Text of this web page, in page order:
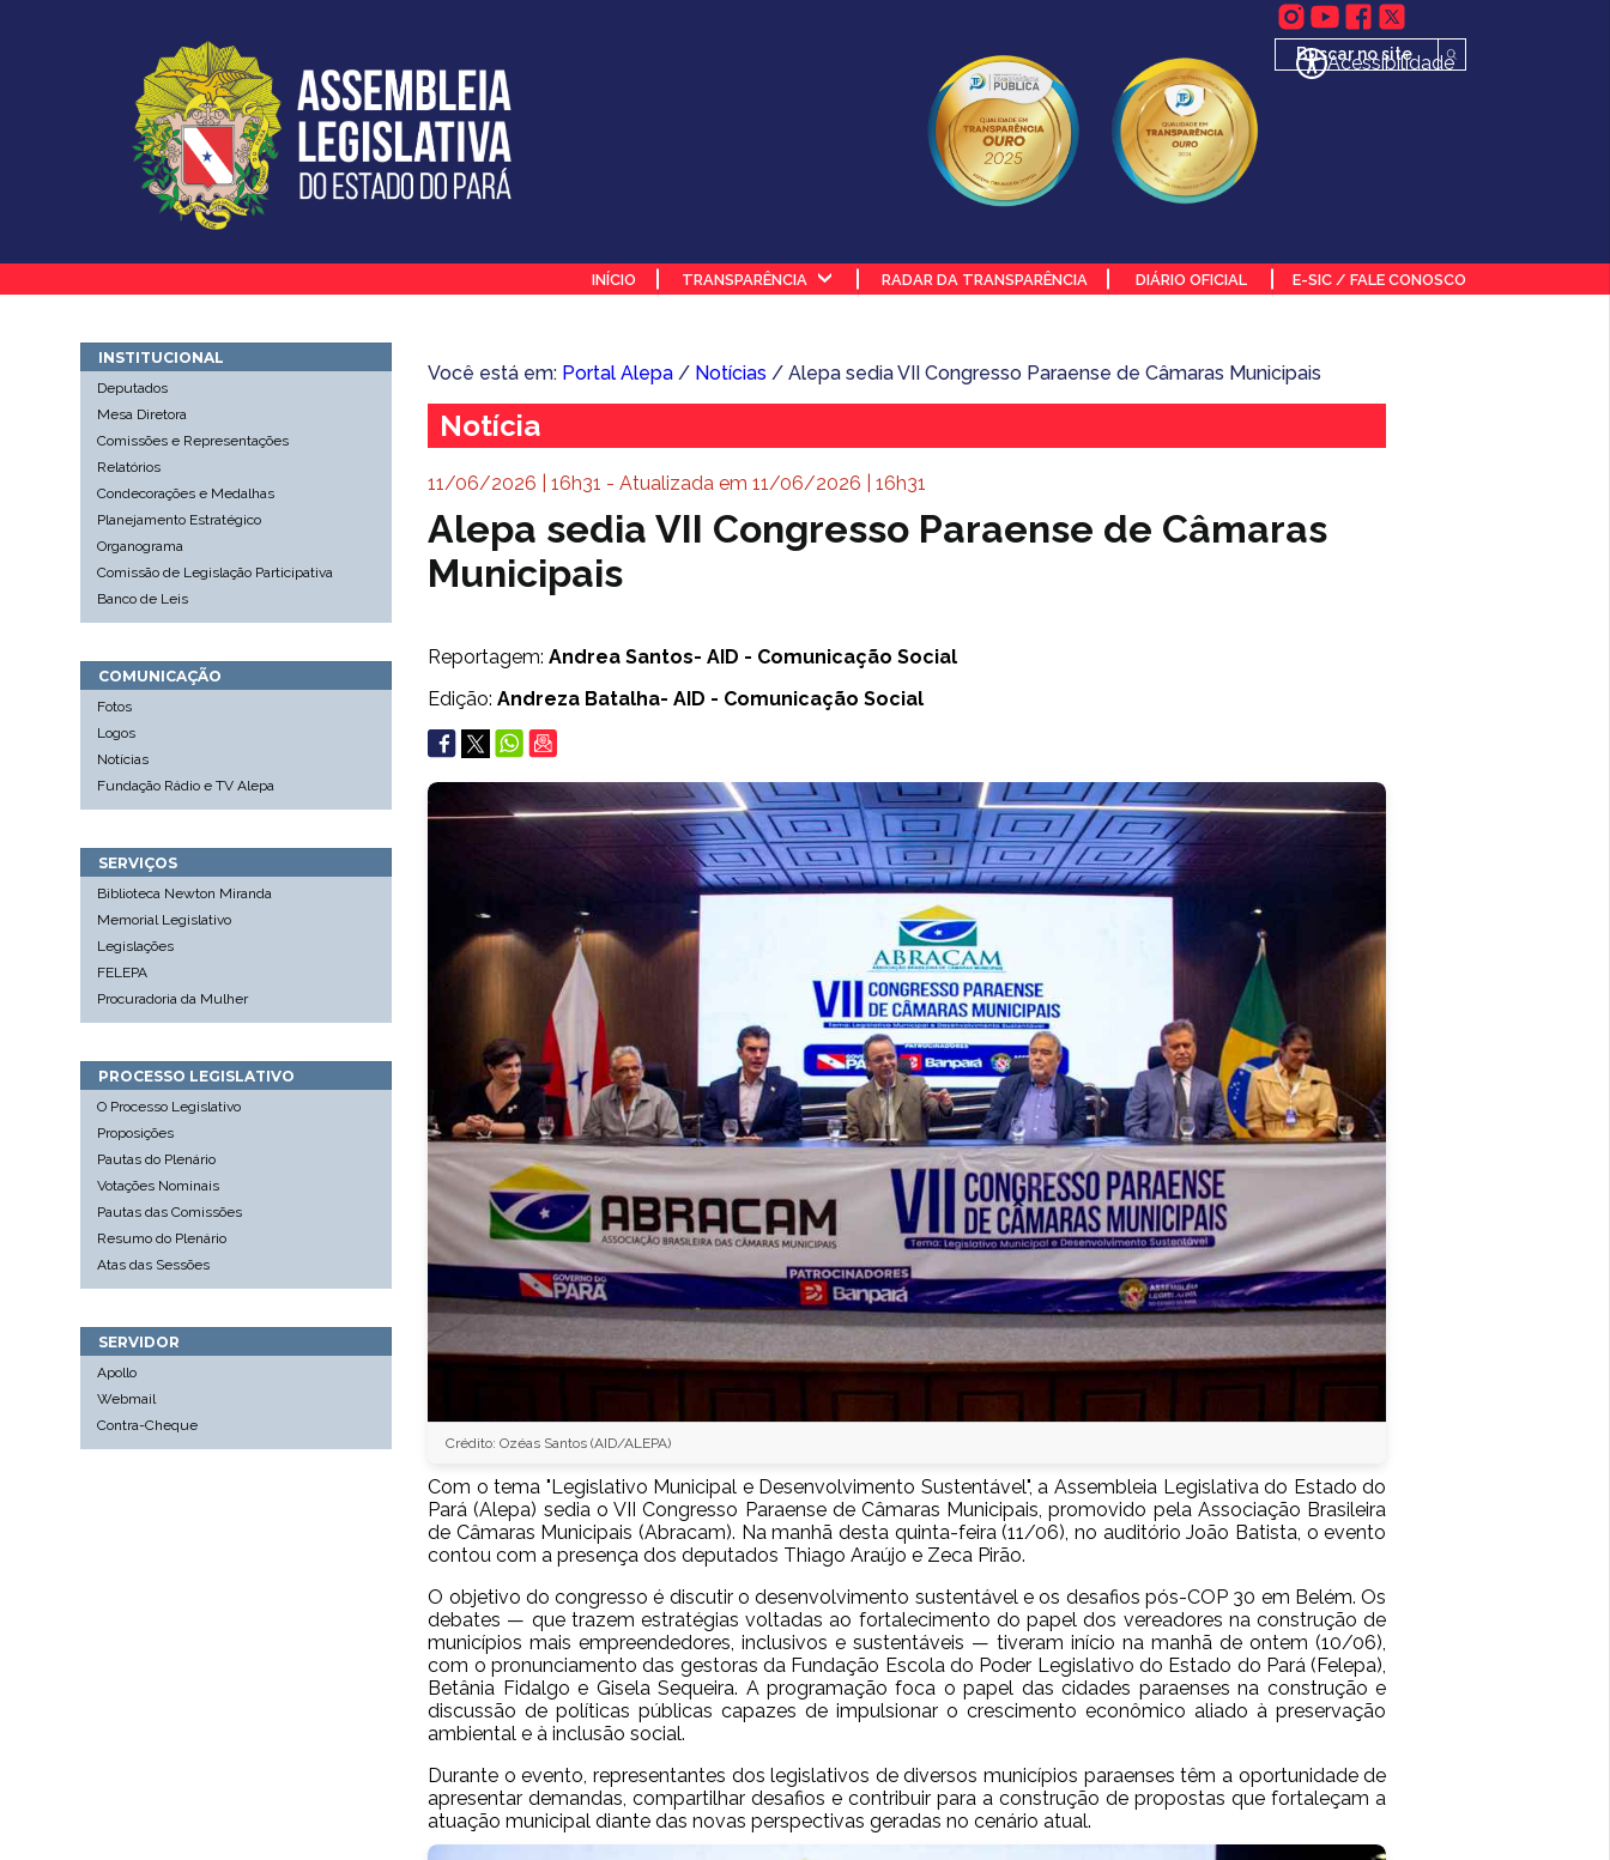
Acessibilidade
INÍCIO TRANSPARÊNCIA RADAR DA TRANSPARÊNCIA DIÁRIO OFICIAL E-SIC / FALE CONOSCO
INSTITUCIONAL
Deputados
Mesa Diretora
Comissões e Representações
Relatórios
Condecorações e Medalhas
Planejamento Estratégico
Organograma
Comissão de Legislação Participativa
Banco de Leis
COMUNICAÇÃO
Fotos
Logos
Notícias
Fundação Rádio e TV Alepa
SERVIÇOS
Biblioteca Newton Miranda
Memorial Legislativo
Legislações
FELEPA
Procuradoria da Mulher
PROCESSO LEGISLATIVO
O Processo Legislativo
Proposições
Pautas do Plenário
Votações Nominais
Pautas das Comissões
Resumo do Plenário
Atas das Sessões
SERVIDOR
Apollo
Webmail
Contra-Cheque
Você está em: Portal Alepa / Notícias / Alepa sedia VII Congresso Paraense de Câmaras Municipais
Notícia
11/06/2026 | 16h31 - Atualizada em 11/06/2026 | 16h31
Alepa sedia VII Congresso Paraense de Câmaras
Municipais
Reportagem:Andrea Santos- AID - Comunicação Social
Edição:Andreza Batalha- AID - Comunicação Social
Crédito: Ozéas Santos (AID/ALEPA)
Com o tema "Legislativo Municipal e Desenvolvimento Sustentável", a Assembleia Legislativa do Estado do
Pará (Alepa) sedia o VII Congresso Paraense de Câmaras Municipais, promovido pela Associação Brasileira
de Câmaras Municipais (Abracam). Na manhã desta quinta-feira (11/06), no auditório João Batista, o evento
contou com a presença dos deputados Thiago Araújo e Zeca Pirão.
O objetivo do congresso é discutir o desenvolvimento sustentável e os desafios pós-COP 30 em Belém. Os
debates — que trazem estratégias voltadas ao fortalecimento do papel dos vereadores na construção de
municípios mais empreendedores, inclusivos e sustentáveis — tiveram início na manhã de ontem (10/06),
com o pronunciamento das gestoras da Fundação Escola do Poder Legislativo do Estado do Pará (Felepa),
Betânia Fidalgo e Gisela Sequeira. A programação foca o papel das cidades paraenses na construção e
discussão de políticas públicas capazes de impulsionar o crescimento econômico aliado à preservação
ambiental e à inclusão social.
Durante o evento, representantes dos legislativos de diversos municípios paraenses têm a oportunidade de
apresentar demandas, compartilhar desafios e contribuir para a construção de propostas que fortaleçam a
atuação municipal diante das novas perspectivas geradas no cenário atual.